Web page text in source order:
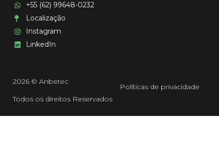
+55 (62) 99648-0232
Localização
Instagram
LinkedIn
2026 © Anbetec
Todos os direitos Reservados
Políticas de privacidade